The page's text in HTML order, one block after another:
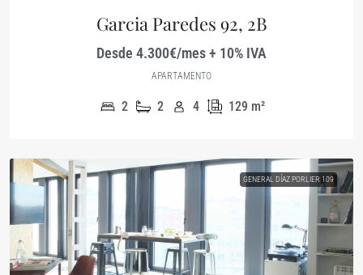
Garcia Paredes 92, 2B
Desde 4.300€/mes + 10% IVA
APARTAMENTO
2 2 4 129 m²
GENERAL DÍAZ PORLIER 109